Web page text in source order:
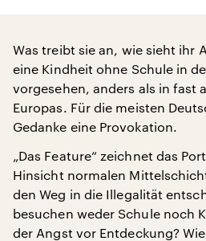
Was treibt sie an, wie sieht ihr
eine Kindheit ohne Schule in
vorgesehen, anders als in fast
Europas. Für die meisten
Gedanke eine Provokation.
„Das Feature“ zeichnet das
Hinsicht normalen
den Weg in die Illegalität
besuchen weder Schule noch
der Angst vor Entdeckung?